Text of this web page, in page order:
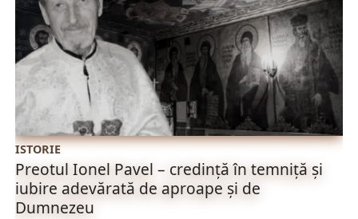
ISTORIE
Preotul Ionel Pavel – credință în temniță și
iubire adevărată de aproape și de
Dumnezeu